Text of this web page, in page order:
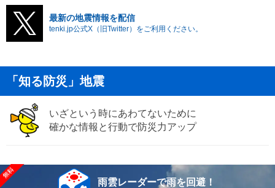
最新の地震情報を配信
tenki.jp公式X（旧Twitter）をご利用ください。
「知る防災」地震
いざという時にあわてないために
確かな情報と行動で防災力アップ
雨雲レーダーで雨を回避！